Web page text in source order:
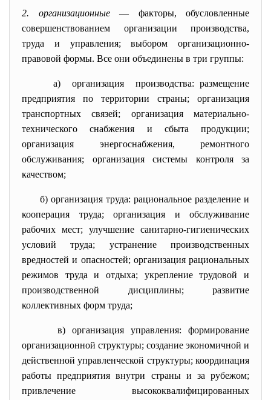
2. организационные — факторы, обусловленные
совершенствованием организации производства,
труда и управления; выбором организационно-
правовой формы. Все они объединены в три группы:
а) организация производства: размещение
предприятия по территории страны; организация
транспортных связей; организация материально-
технического снабжения и сбыта продукции;
организация энергоснабжения, ремонтного
обслуживания; организация системы контроля за
качеством;
б) организация труда: рациональное разделение и
кооперация труда; организация и обслуживание
рабочих мест; улучшение санитарно-гигиенических
условий труда; устранение производственных
вредностей и опасностей; организация рациональных
режимов труда и отдыха; укрепление трудовой и
производственной дисциплины; развитие
коллективных форм труда;
в) организация управления: формирование
организационной структуры; создание экономичной и
действенной управленческой структуры; координация
работы предприятия внутри страны и за рубежом;
привлечение высококвалифицированных